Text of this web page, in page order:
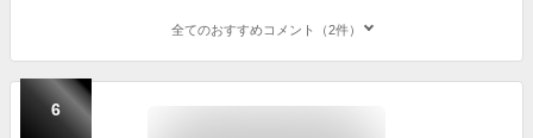
全てのおすすめコメント（2件）
6